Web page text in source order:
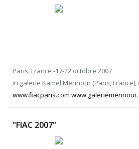
Paris, France -17-22 octobre 2007
in galerie Kamel Mennour (Paris,
www.fiacparis.com
"FIAC 2007"